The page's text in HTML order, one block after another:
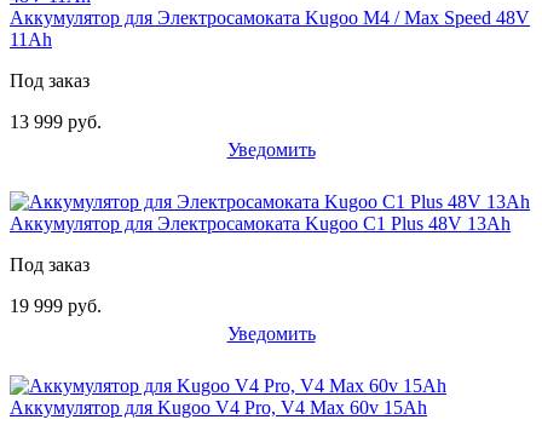
Аккумулятор для Электросамоката Kugoo M4 / Max Speed 48V
11Ah
Под заказ
13 999 руб.
Уведомить
Аккумулятор для Электросамоката Kugoo C1 Plus 48V 13Ah
Под заказ
19 999 руб.
Уведомить
Аккумулятор для Kugoo V4 Pro, V4 Max 60v 15Ah